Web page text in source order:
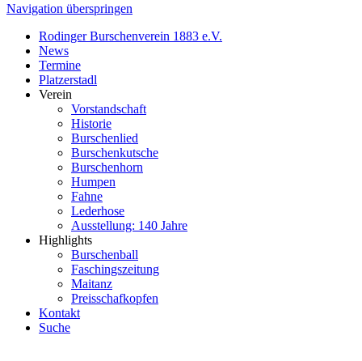
Navigation überspringen
Rodinger Burschenverein 1883 e.V.
News
Termine
Platzerstadl
Verein
Vorstandschaft
Historie
Burschenlied
Burschenkutsche
Burschenhorn
Humpen
Fahne
Lederhose
Ausstellung: 140 Jahre
Highlights
Burschenball
Faschingszeitung
Maitanz
Preisschafkopfen
Kontakt
Suche